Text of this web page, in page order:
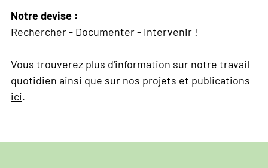
Notre devise :
Rechercher - Documenter - Intervenir !
Vous trouverez plus d'information sur notre travail
quotidien ainsi que sur nos projets et publications
ici.